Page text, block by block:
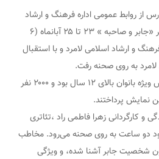
از روابط عمومی اداره فرهنگ و ارشاد
اسلامی شهرستان لامرد، تئاتر «جابر و صاحبه » ۲۳ تا ۲۵ آبانماه (۶
و ارشاد اسلامی لامرد و با استقبال
لامرد به روی صحنه رفت.
این تئاتر به دلیل شرایط خاص ویژه بانوان بالای ۱۲ سال بود و ۲۰۰۰ نفر
نمایش پرداختند.
و کارگردانی زهرا فاطمی راد ،تئاتری
دو ساعت به روی صحنه می‌رود. مخاطب
گوناگون شخصیت جابر آشنا شده، و ویژگی